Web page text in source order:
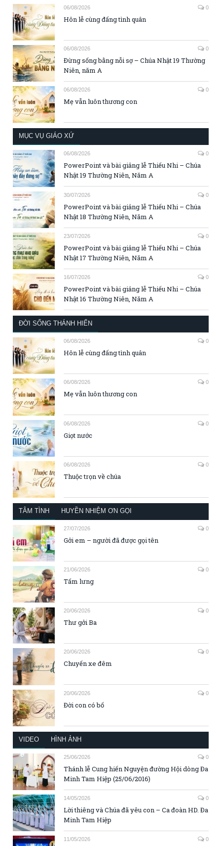
06/08/2026 0
Hôn lễ cùng đấng tình quân
06/08/2026 0
Đừng sống bằng nỗi sợ – Chúa Nhật 19 Thường
Niên, năm A
06/08/2026 0
Mẹ vẫn luôn thương con
MỤC VỤ GIÁO XỨ
06/08/2026 0
PowerPoint và bài giảng lễ Thiếu Nhi – Chúa
Nhật 19 Thường Niên, Năm A
30/07/2026 0
PowerPoint và bài giảng lễ Thiếu Nhi – Chúa
Nhật 18 Thường Niên, Năm A
23/07/2026 0
PowerPoint và bài giảng lễ Thiếu Nhi – Chúa
Nhật 17 Thường Niên, Năm A
16/07/2026 0
PowerPoint và bài giảng lễ Thiếu Nhi – Chúa
Nhật 16 Thường Niên, Năm A
ĐỜI SỐNG THÁNH HIẾN
06/08/2026 0
Hôn lễ cùng đấng tình quân
06/08/2026 0
Mẹ vẫn luôn thương con
06/08/2026 0
Giọt nước
06/08/2026 0
Thuộc trọn về chúa
TÂM TÌNH HUYỀN NHIỆM ƠN GỌI
27/07/2026 0
Gởi em – người đã được gọi tên
21/06/2026 0
Tấm lưng
20/06/2026 0
Thư gởi Ba
20/06/2026 0
Chuyến xe đêm
20/06/2026 0
Đời con có bố
VIDEO HÌNH ẢNH
25/06/2026 0
Thánh lễ Cung hiến Nguyện đường Hội dòng Đa
Minh Tam Hiệp (25/06/2016)
14/05/2026 0
Lời thiêng và Chúa đã yêu con – Ca đoàn HD. Đa
Minh Tam Hiệp
11/05/2026 0